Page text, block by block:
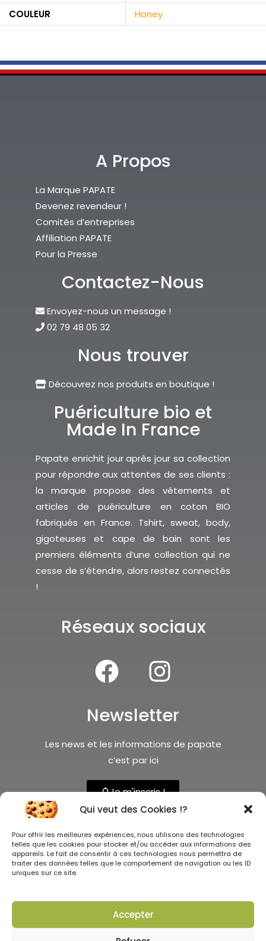
Qui veut des Cookies !?
Pour offrir les meilleures expériences, nous utilisons des technologies
telles que les cookies pour stocker et/ou accéder aux informations des
appareils. Le fait de consentir à ces technologies nous permettra de
traiter des données telles que le comportement de navigation ou les ID
uniques sur ce site.
Accepter
COULEUR
Honey
A Propos
La Marque PAPATE
Devenez revendeur !
Comités d’entreprises
Affiliation PAPATE
Pour la Presse
Contactez-Nous
Envoyez-nous un message !
02 79 48 05 32
Nous trouver
Découvrez nos produits en boutique !
Puériculture bio et
Made In France
Papate enrichit jour après jour sa collection
pour répondre aux attentes de ses clients :
la marque propose des vêtements et
articles de puériculture en coton BIO
fabriqués en France. Tshirt, sweat, body,
gigoteuses et cape de bain sont les
premiers éléments d’une collection qui ne
cesse de s’étendre, alors restez connectés
!
Réseaux sociaux
Newsletter
Les news et les informations de papate
c’est par ici
Je m'inscris !
Politique de confidentialité